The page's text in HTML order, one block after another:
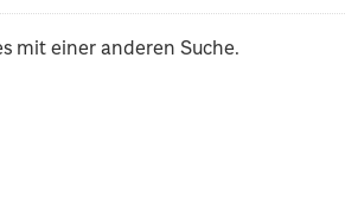
mit einer anderen Suche.